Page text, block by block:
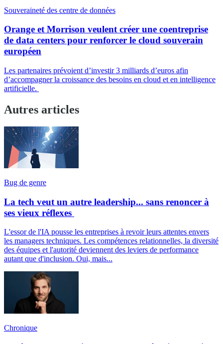
Souveraineté des centre de données
Orange et Morrison veulent créer une coentreprise
de data centers pour renforcer le cloud souverain
européen
Les partenaires prévoient d’investir 3 milliards d’euros afin
d’accompagner la croissance des besoins en cloud et en intelligence
artificielle.
Autres articles
Bug de genre
La tech veut un autre leadership... sans renoncer à
ses vieux réflexes
L'essor de l'IA pousse les entreprises à revoir leurs attentes envers
les managers techniques. Les compétences relationnelles, la diversité
des équipes et l'autorité deviennent des leviers de performance
autant que d'inclusion. Oui, mais...
Chronique